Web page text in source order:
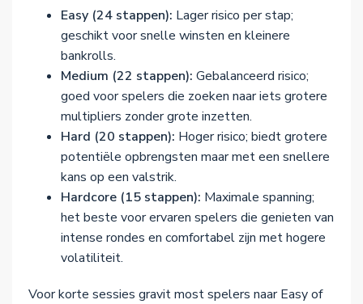
Easy (24 stappen): Lager risico per stap;
geschikt voor snelle winsten en kleinere
bankrolls.
Medium (22 stappen): Gebalanceerd risico;
goed voor spelers die zoeken naar iets grotere
multipliers zonder grote inzetten.
Hard (20 stappen): Hoger risico; biedt grotere
potentiële opbrengsten maar met een snellere
kans op een valstrik.
Hardcore (15 stappen): Maximale spanning;
het beste voor ervaren spelers die genieten van
intense rondes en comfortabel zijn met hogere
volatiliteit.
Voor korte sessies gravit most spelers naar Easy of